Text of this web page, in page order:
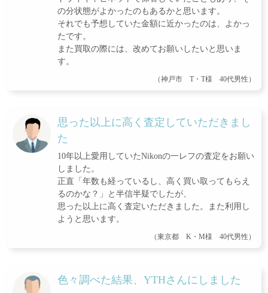
の分状態がよかったのもあるかと思います。
それでも予想していた金額に近かったのは、よかっ
たです。
また買取の際には、改めてお願いしたいと思いま
す。
（神戸市 T・T様 40代男性）
思った以上に高く査定していただきまし
た
10年以上愛用していたNikonの一レフの査定をお願い
しました。
正直「年数も経っているし、高く買い取ってもらえ
るのかな？」と半信半疑でしたが、
思った以上に高く査定いただきました。また利用し
ようと思います。
（東京都 K・M様 40代男性）
色々調べた結果、YTHさんにしました